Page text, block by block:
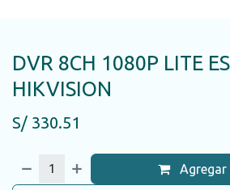
DVR 8CH 1080P LITE
HIKVISION
S/ 330.51